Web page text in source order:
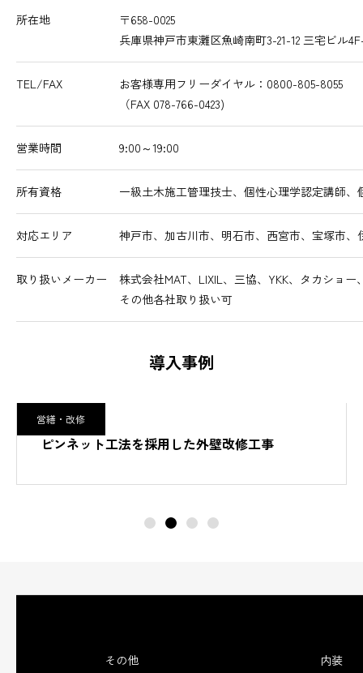
所在地
〒658-0025
兵庫県神戸市東灘区魚崎南町3-21-12 三宅ビル
TEL/FAX
お客様専用フリーダイヤル：0800-805-8055
（FAX 078-766-0423)
営業時間 9:00～19:00
所有資格 一級土木施工管理技士、個性心理学認定講師
対応エリア 神戸市、加古川市、明石市、西宮市、宝塚市、
取り扱いメーカー
株式会社MAT、LIXIL、三協、YKK、タカショ
その他各社取り扱い可
導入事例
営繕・改修
ピンネット工法を採用した外壁改修工事
その他 内装